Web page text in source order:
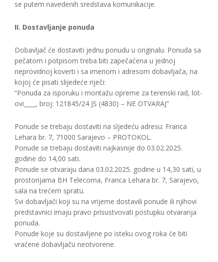
se putem navedenih sredstava komunikacije.
II. Dostavljanje ponuda
Dobavljač će dostaviti jednu ponudu u originalu. Ponuda sa
pečatom i potpisom treba biti zapečaćena u jednoj
neprovidnoj koverti i sa imenom i adresom dobavljača, na
kojoj će pisati slijedeće riječi:
“Ponuda za isporuku i montažu opreme za terenski rad, lot-
ovi____, broj: 121845/24 JS (4830) – NE OTVARAJ“
Ponude se trebaju dostaviti na sljedeću adresu: Franca
Lehara br. 7, 71000 Sarajevo – PROTOKOL.
Ponude se trebaju dostaviti najkasnije do 03.02.2025.
godine do 14,00 sati.
Ponude se otvaraju dana 03.02.2025. godine u 14,30 sati, u
prostorijama BH Telecoma, Franca Lehara br. 7, Sarajevo,
sala na trećem spratu.
Svi dobavljači koji su na vrijeme dostavili ponude ili njihovi
predstavnici imaju pravo prisustvovati postupku otvaranja
ponuda.
Ponude koje su dostavljene po isteku ovog roka će biti
vraćene dobavljaču neotvorene.